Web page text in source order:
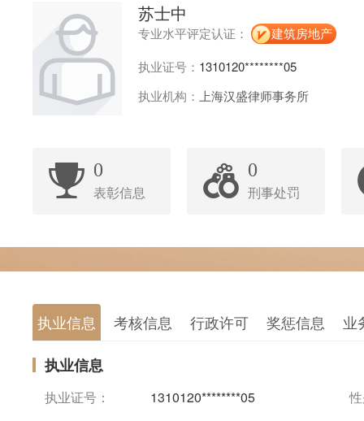
苏士中
专业水平评定认证：
建筑房地产
执业证号： 1310120********05
执业机构： 上海汉盛律师事务所
0
表彰信息
0
刑事处罚
执业信息 考核信息 行政许可 奖惩信息 业
执业信息
执业证号： 1310120********05